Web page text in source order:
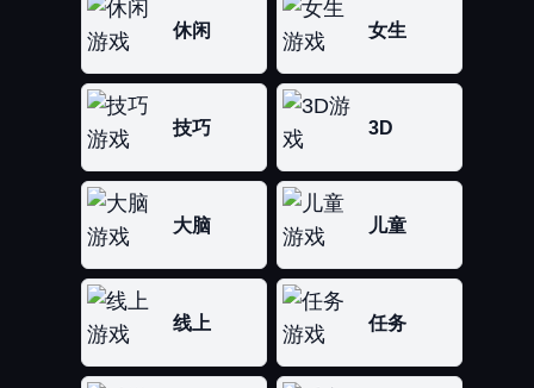
休闲 女生
技巧 3D
大脑 儿童
线上 任务